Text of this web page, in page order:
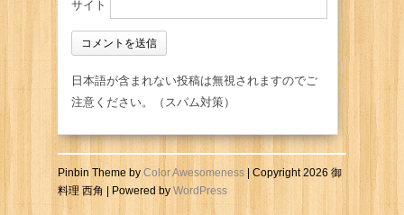
サイト
日本語が含まれない投稿は無視されますのでご
注意ください。（スパム対策）
Pinbin Theme byColor Awesomeness| Copyright 2026 御
料理 西角 | Powered by WordPress